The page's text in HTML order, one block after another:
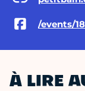
/events/
À LIRE